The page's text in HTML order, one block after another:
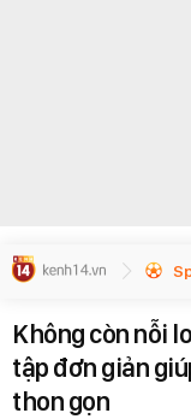
Không còn nỗi
tập đơn giản
thon gọn